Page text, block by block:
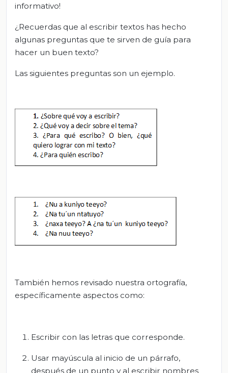
informativo!
¿Recuerdas que al escribir textos has hecho
algunas preguntas que te sirven de guía para
hacer un buen texto?
Las siguientes preguntas son un ejemplo.
También hemos revisado nuestra ortografía,
específicamente aspectos como:
Escribir con las letras que corresponde.
Usar mayúscula al inicio de un párrafo,
después de un punto y al escribir nombres